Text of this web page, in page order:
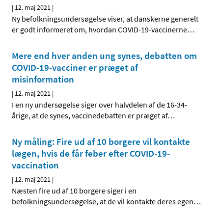
| 12. maj 2021 |
Ny befolkningsundersøgelse viser, at danskerne generelt
er godt informeret om, hvordan COVID-19-vaccinerne…
Mere end hver anden ung synes, debatten om
COVID-19-vacciner er præget af
misinformation
| 12. maj 2021 |
I en ny undersøgelse siger over halvdelen af de 16-34-
årige, at de synes, vaccinedebatten er præget af…
Ny måling: Fire ud af 10 borgere vil kontakte
lægen, hvis de får feber efter COVID-19-
vaccination
| 12. maj 2021 |
Næsten fire ud af 10 borgere siger i en
befolkningsundersøgelse, at de vil kontakte deres egen…